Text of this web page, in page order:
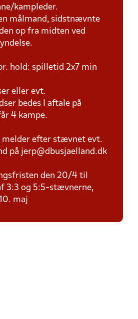
kampleder.
målmand, sidstnævnte
op fra midten ved
hold: spilletid 2x7 min
eller evt.
bedes I aftale på
4 kampe.
efter stævnet evt.
på jerp@dbusjaelland.dk
den 20/4 til
3:3 og 5:5-stævnerne,
maj